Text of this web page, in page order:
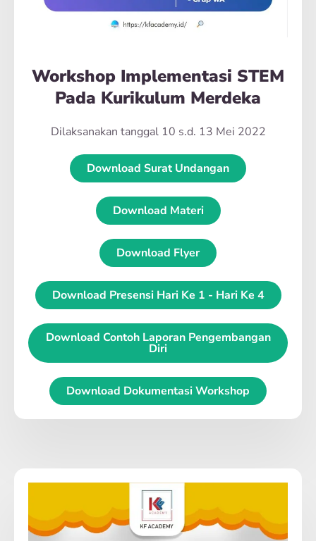
Workshop Implementasi STEM
Pada Kurikulum Merdeka
Dilaksanakan tanggal 10 s.d. 13 Mei 2022
Download Surat Undangan
Download Materi
Download Flyer
Download Presensi Hari Ke 1 - Hari Ke 4
Download Contoh Laporan Pengembangan
Diri
Download Dokumentasi Workshop